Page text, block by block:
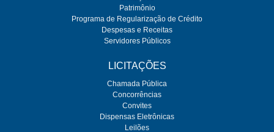
Patrimônio
Programa de Regularização de Crédito
Despesas e Receitas
Servidores Públicos
LICITAÇÕES
Chamada Pública
Concorrências
Convites
Dispensas Eletrônicas
Leilões